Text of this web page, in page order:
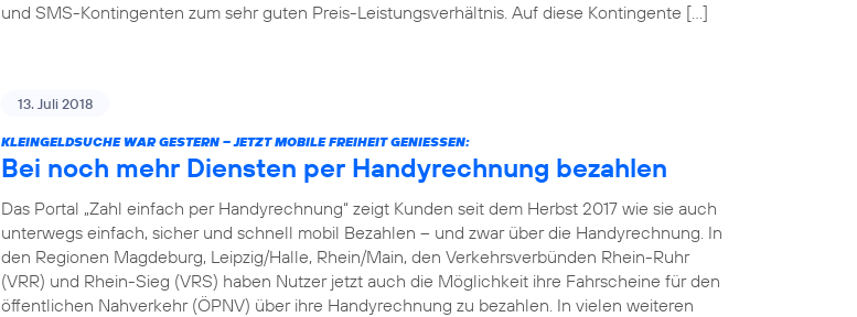
und SMS-Kontingenten zum sehr guten Preis-Leistungsverhältnis. Auf diese Kontingente […]
13. Juli 2018
KLEINGELDSUCHE WAR GESTERN – JETZT MOBILE FREIHEIT GENIESSEN:
Bei noch mehr Diensten per Handyrechnung bezahlen
Das Portal „Zahl einfach per Handyrechnung“ zeigt Kunden seit dem Herbst 2017 wie sie auch
unterwegs einfach, sicher und schnell mobil Bezahlen – und zwar über die Handyrechnung. In
den Regionen Magdeburg, Leipzig/Halle, Rhein/Main, den Verkehrsverbünden Rhein-Ruhr
(VRR) und Rhein-Sieg (VRS) haben Nutzer jetzt auch die Möglichkeit ihre Fahrscheine für den
öffentlichen Nahverkehr (ÖPNV) über ihre Handyrechnung zu bezahlen. In vielen weiteren